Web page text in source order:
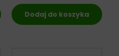
Dodaj do koszyka